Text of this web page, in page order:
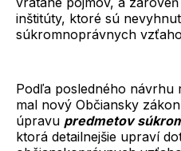
inštitúty, ktoré sú
súkromnoprávnych
Podľa posledného návrhu
mal nový Občiansky
úpravu predmetov
ktorá detailnejšie upraví